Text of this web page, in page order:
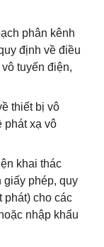
phân kênh
định về điều
tuyến điện,
thiết bị vô
phát xạ vô
khai thác
giấy phép, quy
phát) cho các
nhập khẩu